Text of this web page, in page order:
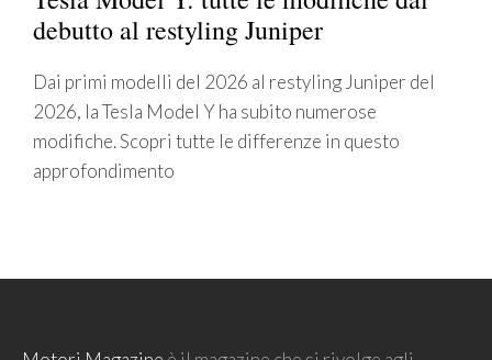
debutto al restyling Juniper
Dai primi modelli del 2026 al restyling Juniper del
2026, la Tesla Model Y ha subito numerose
modifiche. Scopri tutte le differenze in questo
approfondimento